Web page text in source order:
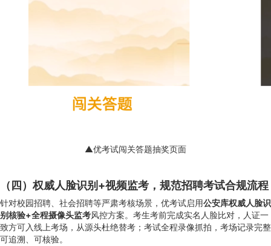
▲优考试闯关答题抽奖页面
（四）权威人脸识别+视频监考，规范招聘考试合规流程
针对校园招聘、社会招聘等严肃考核场景，优考试启用公安库权威人脸识
别核验+全程摄像头监考风控方案。考生考前完成实名人脸比对，人证一
致方可入线上考场，从源头杜绝替考；考试全程录像抓拍，考场记录完整
可追溯、可核验。